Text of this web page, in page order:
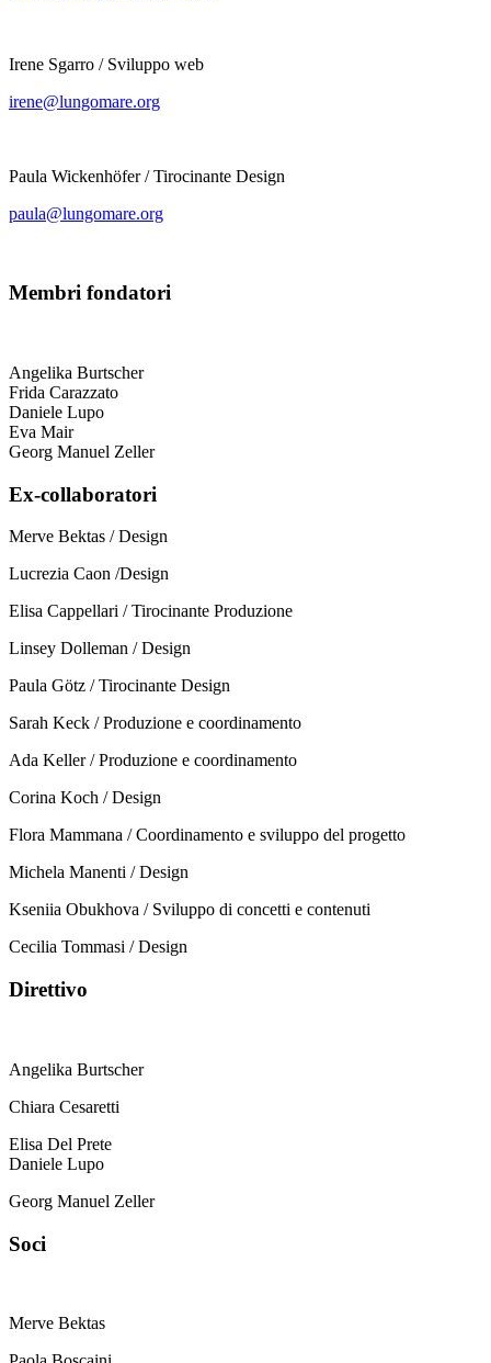
Irene Sgarro / Sviluppo web
irene@lungomare.org
Paula Wickenhöfer / Tirocinante Design
paula@lungomare.org
Membri fondatori
Angelika Burtscher
Frida Carazzato
Daniele Lupo
Eva Mair
Georg Manuel Zeller
Ex-collaboratori
Merve Bektas / Design
Lucrezia Caon /Design
Elisa Cappellari / Tirocinante Produzione
Linsey Dolleman / Design
Paula Götz / Tirocinante Design
Sarah Keck / Produzione e coordinamento
Ada Keller / Produzione e coordinamento
Corina Koch / Design
Flora Mammana / Coordinamento e sviluppo del progetto
Michela Manenti / Design
Kseniia Obukhova / Sviluppo di concetti e contenuti
Cecilia Tommasi / Design
Direttivo
Angelika Burtscher
Chiara Cesaretti
Elisa Del Prete
Daniele Lupo
Georg Manuel Zeller
Soci
Merve Bektas